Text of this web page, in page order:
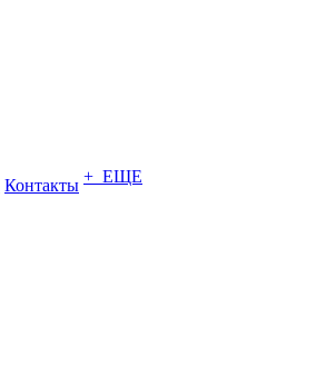
Контакты + ЕЩЕ